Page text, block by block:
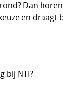
Dan
en
bij NTI?